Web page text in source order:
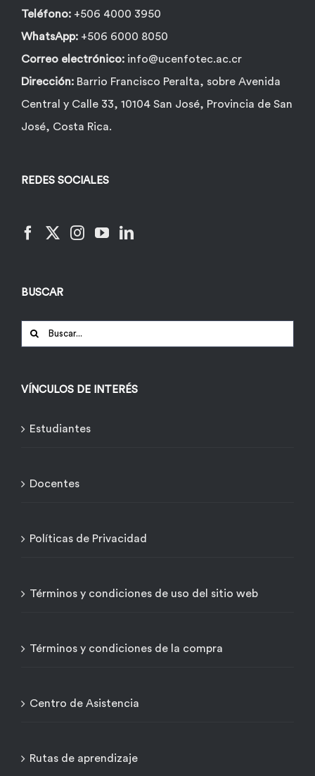
Teléfono: +506 4000 3950
WhatsApp: +506 6000 8050
Correo electrónico: info@ucenfotec.ac.cr
Dirección: Barrio Francisco Peralta, sobre Avenida
Central y Calle 33, 10104 San José, Provincia de San
José, Costa Rica.
REDES SOCIALES
BUSCAR
Buscar:
VÍNCULOS DE INTERÉS
Estudiantes
Docentes
Políticas de Privacidad
Términos y condiciones de uso del sitio web
Términos y condiciones de la compra
Centro de Asistencia
Rutas de aprendizaje